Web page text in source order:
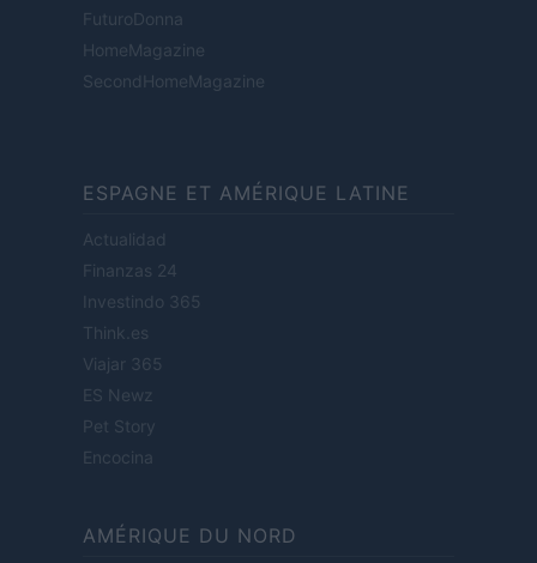
FuturoDonna
HomeMagazine
SecondHomeMagazine
ESPAGNE ET AMÉRIQUE LATINE
Actualidad
Finanzas 24
Investindo 365
Think.es
Viajar 365
ES Newz
Pet Story
Encocina
AMÉRIQUE DU NORD